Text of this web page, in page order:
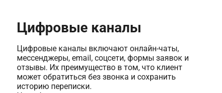
Цифровые каналы
Цифровые каналы включают онлайн-чаты,
мессенджеры, email, соцсети, формы заявок и
отзывы. Их преимущество в том, что клиент
может обратиться без звонка и сохранить
историю переписки.